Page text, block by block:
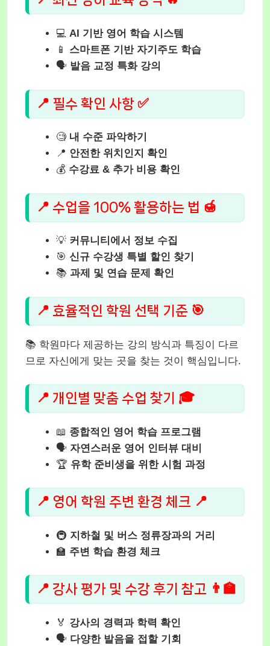
💻 AI 기반 영어 학습 시스템
📱 스마트폰 기반 자기주도 학습
🗣️ 발음 교정 특화 강의
📍 필수 확인 사항 ✅
🧐 내 수준 파악하기
📍 안전한 위치인지 확인
💰 수강료 & 추가 비용 확인
📍 수업을 100% 활용하는 법 🍯
💡 커뮤니티에서 정보 수집
🎯 신규 수강생 특별 할인 찾기
📚 과제 및 연습 문제 확인
📍 효율적인 학원 선택 기준 🎯
📚 학원마다 제공하는 강의 방식과 특징이 다르
므로 자신에게 맞는 곳을 찾는 것이 핵심입니다.
📍 개인별 맞춤 수업 찾기 🎓
📖 종합적인 영어 학습 프로그램
🗣️ 자연스러운 영어 인터뷰 대비
🏆 유학 준비생을 위한 시험 과정
📍 영어 학원 주변 환경 체크 📍
🚇 지하철 및 버스 정류장과의 거리
🏫 주변 학습 환경 체크
📍 강사 평가 및 수강 후기 참고 👨‍🏫
🏅 강사의 경력과 학력 확인
🗣️ 다양한 발음을 접할 기회